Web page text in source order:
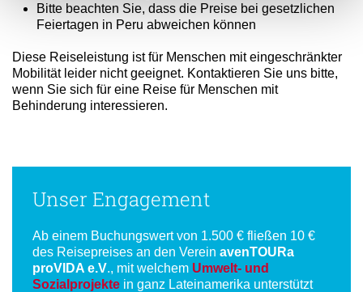
Bitte beachten Sie, dass die Preise bei gesetzlichen
Feiertagen in Peru abweichen können
Diese Reiseleistung ist für Menschen mit eingeschränkter
Mobilität leider nicht geeignet. Kontaktieren Sie uns bitte,
wenn Sie sich für eine Reise für Menschen mit
Behinderung interessieren.
Unser Engagement
Ab einem Buchungswert von 1.500 € fließen 10 €
des Reisepreises an den Verein avenTOURa
proVIDA e.V., mit welchem Umwelt- und
Sozialprojekte in ganz Lateinamerika unterstützt